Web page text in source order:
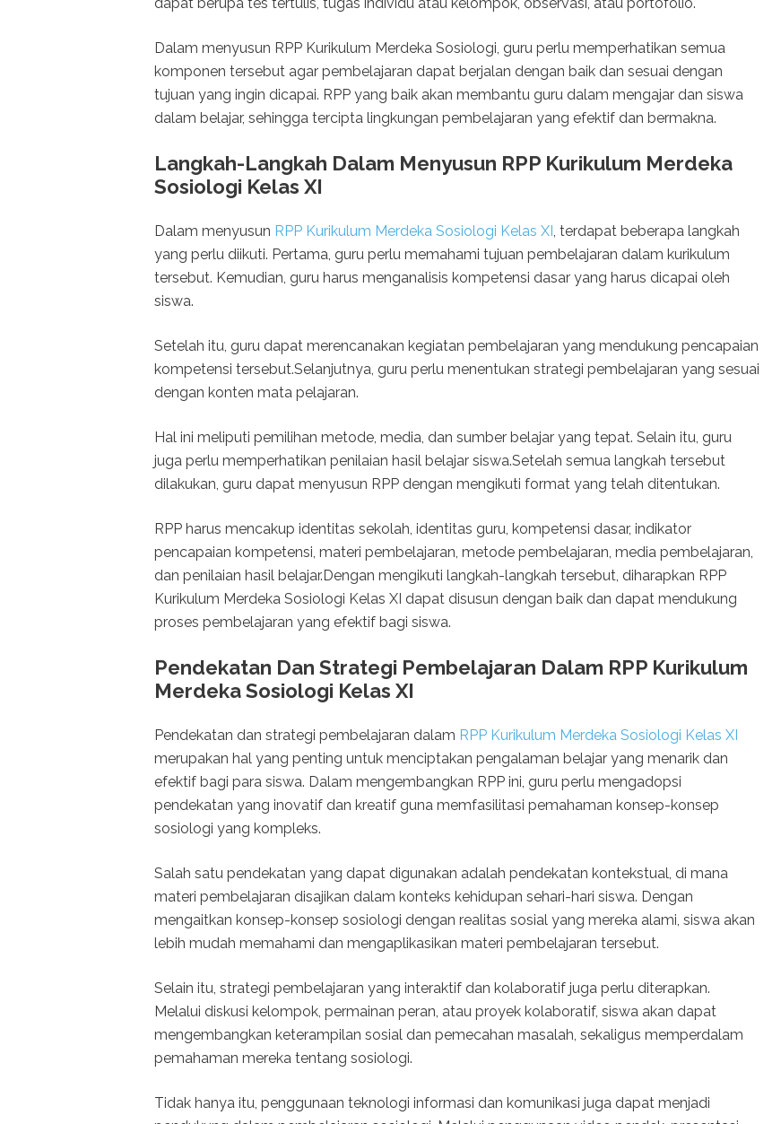
Dalam menyusun RPP Kurikulum Merdeka Sosiologi, guru perlu memperhatikan semua
komponen tersebut agar pembelajaran dapat berjalan dengan baik dan sesuai dengan
tujuan yang ingin dicapai. RPP yang baik akan membantu guru dalam mengajar dan siswa
dalam belajar, sehingga tercipta lingkungan pembelajaran yang efektif dan bermakna.
Langkah-Langkah Dalam Menyusun RPP Kurikulum Merdeka
Sosiologi Kelas XI
Dalam menyusun RPP Kurikulum Merdeka Sosiologi Kelas XI , terdapat beberapa langkah
yang perlu diikuti. Pertama, guru perlu memahami tujuan pembelajaran dalam kurikulum
tersebut. Kemudian, guru harus menganalisis kompetensi dasar yang harus dicapai oleh
siswa.
Setelah itu, guru dapat merencanakan kegiatan pembelajaran yang mendukung pencapaian
kompetensi tersebut.Selanjutnya, guru perlu menentukan strategi pembelajaran yang sesuai
dengan konten mata pelajaran.
Hal ini meliputi pemilihan metode, media, dan sumber belajar yang tepat. Selain itu, guru
juga perlu memperhatikan penilaian hasil belajar siswa.Setelah semua langkah tersebut
dilakukan, guru dapat menyusun RPP dengan mengikuti format yang telah ditentukan.
RPP harus mencakup identitas sekolah, identitas guru, kompetensi dasar, indikator
pencapaian kompetensi, materi pembelajaran, metode pembelajaran, media pembelajaran,
dan penilaian hasil belajar.Dengan mengikuti langkah-langkah tersebut, diharapkan RPP
Kurikulum Merdeka Sosiologi Kelas XI dapat disusun dengan baik dan dapat mendukung
proses pembelajaran yang efektif bagi siswa.
Pendekatan Dan Strategi Pembelajaran Dalam RPP Kurikulum
Merdeka Sosiologi Kelas XI
Pendekatan dan strategi pembelajaran dalam RPP Kurikulum Merdeka Sosiologi Kelas XI
merupakan hal yang penting untuk menciptakan pengalaman belajar yang menarik dan
efektif bagi para siswa. Dalam mengembangkan RPP ini, guru perlu mengadopsi
pendekatan yang inovatif dan kreatif guna memfasilitasi pemahaman konsep-konsep
sosiologi yang kompleks.
Salah satu pendekatan yang dapat digunakan adalah pendekatan kontekstual, di mana
materi pembelajaran disajikan dalam konteks kehidupan sehari-hari siswa. Dengan
mengaitkan konsep-konsep sosiologi dengan realitas sosial yang mereka alami, siswa akan
lebih mudah memahami dan mengaplikasikan materi pembelajaran tersebut.
Selain itu, strategi pembelajaran yang interaktif dan kolaboratif juga perlu diterapkan.
Melalui diskusi kelompok, permainan peran, atau proyek kolaboratif, siswa akan dapat
mengembangkan keterampilan sosial dan pemecahan masalah, sekaligus memperdalam
pemahaman mereka tentang sosiologi.
Tidak hanya itu, penggunaan teknologi informasi dan komunikasi juga dapat menjadi